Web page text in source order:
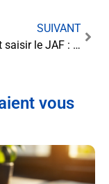
SUIVANT
Comment saisir le JAF : Guide complet pour résoudre vos conflits familiaux
vous